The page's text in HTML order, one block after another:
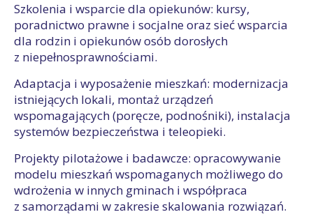
Szkolenia i wsparcie dla opiekunów: kursy,
poradnictwo prawne i socjalne oraz sieć wsparcia
dla rodzin i opiekunów osób dorosłych
z niepełnosprawnościami.
Adaptacja i wyposażenie mieszkań: modernizacja
istniejących lokali, montaż urządzeń
wspomagających (poręcze, podnośniki), instalacja
systemów bezpieczeństwa i teleopieki.
Projekty pilotażowe i badawcze: opracowywanie
modelu mieszkań wspomaganych możliwego do
wdrożenia w innych gminach i współpraca
z samorządami w zakresie skalowania rozwiązań.